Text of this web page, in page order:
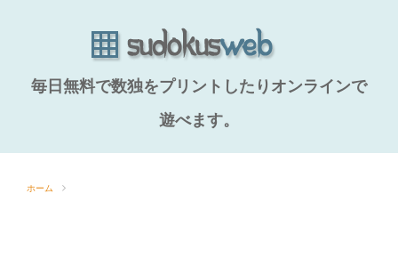
毎日無料で数独をプリントしたりオンラインで
遊べます。
ホーム